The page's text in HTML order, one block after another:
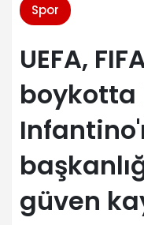
Spor
UEFA,
boykotta
güven